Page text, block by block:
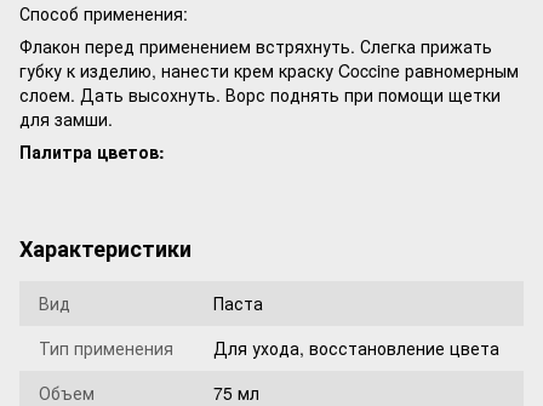
Способ применения:
Флакон перед применением встряхнуть. Слегка прижать
губку к изделию, нанести крем краску Coccine равномерным
слоем. Дать высохнуть. Ворс поднять при помощи щетки
для замши.
Палитра цветов:
Характеристики
Вид
Паста
Тип применения
Для ухода, восстановление цвета
Объем
75 мл